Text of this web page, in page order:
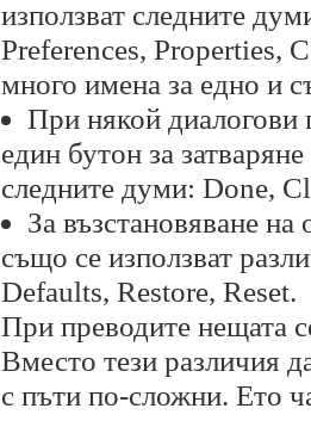
използват следните
Preferences, Properties,
много имена за едно и
При някой диалогови
един бутон за
следните думи: Done,
За възстановяване
също се използват
Defaults, Restore, Reset.
При преводите нещата
Вместо тези различия
с пъти по-сложни. Ето